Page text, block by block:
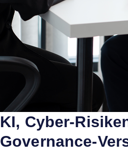
KI, Cyber-
Governance-